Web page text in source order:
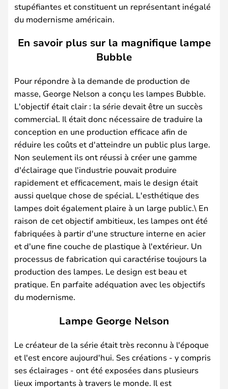
stupéfiantes et constituent un représentant inégalé
du modernisme américain.
En savoir plus sur la magnifique lampe
Bubble
Pour répondre à la demande de production de
masse, George Nelson a conçu les lampes Bubble.
L'objectif était clair : la série devait être un succès
commercial. Il était donc nécessaire de traduire la
conception en une production efficace afin de
réduire les coûts et d'atteindre un public plus large.
Non seulement ils ont réussi à créer une gamme
d'éclairage que l'industrie pouvait produire
rapidement et efficacement, mais le design était
aussi quelque chose de spécial. L'esthétique des
lampes doit également plaire à un large public.\ En
raison de cet objectif ambitieux, les lampes ont été
fabriquées à partir d'une structure interne en acier
et d'une fine couche de plastique à l'extérieur. Un
processus de fabrication qui caractérise toujours la
production des lampes. Le design est beau et
pratique. En parfaite adéquation avec les objectifs
du modernisme.
Lampe George Nelson
Le créateur de la série était très reconnu à l'époque
et l'est encore aujourd'hui. Ses créations - y compris
ses éclairages - ont été exposées dans plusieurs
lieux importants à travers le monde. Il est